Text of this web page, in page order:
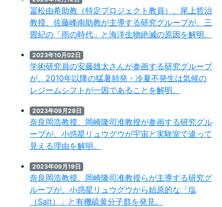
冨松由希助教（特定プロジェクト教員）、尾上哲治
教授、佐藤峰南助教が主導する研究グループが、三
畳紀の「⾬の時代」と海洋⽣物絶滅の原因を解明。
2023年10月02日
学術研究員の安藤雄太さんが参画する研究グループ
が、2010年以降の猛暑頻発・冷夏不発生は気候の
レジームシフトが一因であることを解明。
2023年09月28日
奈良岡浩教授、岡崎隆司准教授が参画する研究グル
ープが、小惑星リュウグウが宇宙と実験室で違って
見える理由を解明。
2023年09月19日
奈良岡浩教授、岡崎隆司准教授らが主導する研究グ
ループが、小惑星リュウグウから始原的な「塩
（Salt）」と有機硫黄分子群を発見。